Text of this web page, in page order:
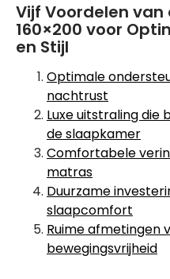
Vijf Voordelen van
160×200 voor
en Stijl
Optimale
nachtrust
Luxe uitstraling die
de slaapkamer
Comfortabele
matras
Duurzame
slaapcomfort
Ruime afmetingen
bewegingsvrijheid